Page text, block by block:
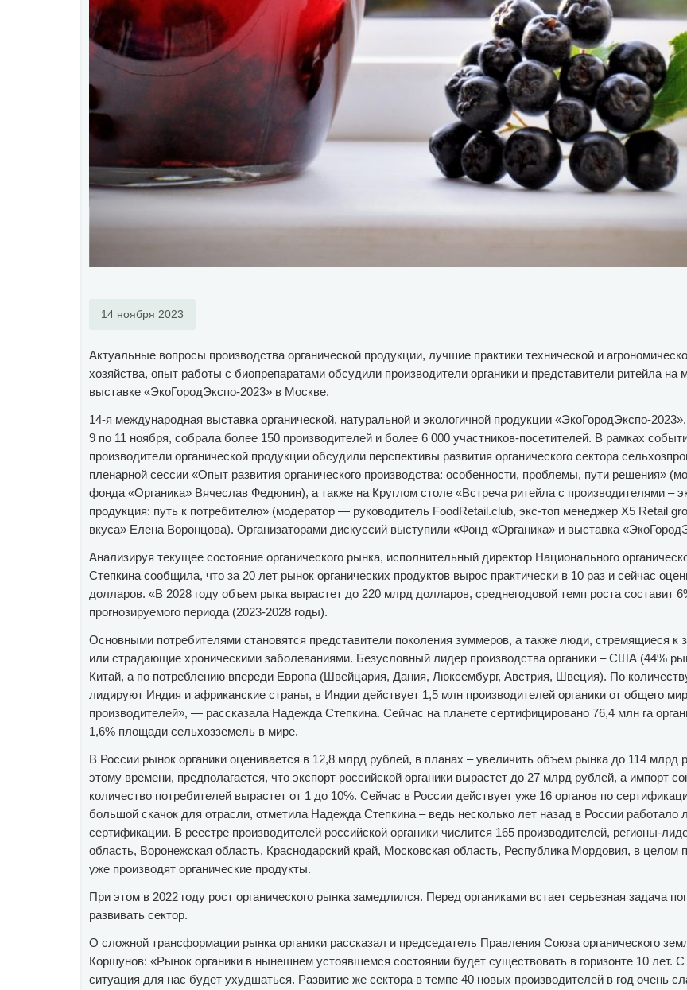
14 ноября 2023
Актуальные вопросы производства органической продукции, лучшие практики технической и
хозяйства, опыт работы с биопрепаратами обсудили производители органики и представители ритейла на
выставке «ЭкоГородЭкспо-2023» в Москве.
14-я международная выставка органической, натуральной и экологичной продукции «ЭкоГородЭкспо-
9 по 11 ноября, собрала более 150 производителей и более 6 000 участников-посетителей. В рамках
производители органической продукции обсудили перспективы развития органического сектора
пленарной сессии «Опыт развития органического производства: особенности, проблемы, пути решения»
фонда «Органика» Вячеслав Федюнин), а также на Круглом столе «Встреча ритейла с производителями –
продукция: путь к потребителю» (модератор — руководитель FoodRetail.club, экс-топ менеджер X5 Retail
вкуса» Елена Воронцова). Организаторами дискуссий выступили «Фонд «Органика» и выставка
Анализируя текущее состояние органического рынка, исполнительный директор Национального
Степкина сообщила, что за 20 лет рынок органических продуктов вырос практически в 10 раз и сейчас
долларов. «В 2028 году объем рыка вырастет до 220 млрд долларов, среднегодовой темп роста составит
прогнозируемого периода (2023-2028 годы).
Основными потребителями становятся представители поколения зуммеров, а также люди, стремящиеся к
или страдающие хроническими заболеваниями. Безусловный лидер производства органики – США (44%
Китай, а по потреблению впереди Европа (Швейцария, Дания, Люксембург, Австрия, Швеция). По
лидируют Индия и африканские страны, в Индии действует 1,5 млн производителей органики от общего
производителей», — рассказала Надежда Степкина. Сейчас на планете сертифицировано 76,4 млн га
1,6% площади сельхозземель в мире.
В России рынок органики оценивается в 12,8 млрд рублей, в планах – увеличить объем рынка до 114 млрд
этому времени, предполагается, что экспорт российской органики вырастет до 27 млрд рублей, а импорт
количество потребителей вырастет от 1 до 10%. Сейчас в России действует уже 16 органов по
большой скачок для отрасли, отметила Надежда Степкина – ведь несколько лет назад в России работало
сертификации. В реестре производителей российской органики числится 165 производителей, регионы-
область, Воронежская область, Краснодарский край, Московская область, Республика Мордовия, в целом
уже производят органические продукты.
При этом в 2022 году рост органического рынка замедлился. Перед органиками встает серьезная задача
развивать сектор.
О сложной трансформации рынка органики рассказал и председатель Правления Союза органического
Коршунов: «Рынок органики в нынешнем устоявшемся состоянии будет существовать в горизонте 10 лет. С
ситуация для нас будет ухудшаться. Развитие же сектора в темпе 40 новых производителей в год очень